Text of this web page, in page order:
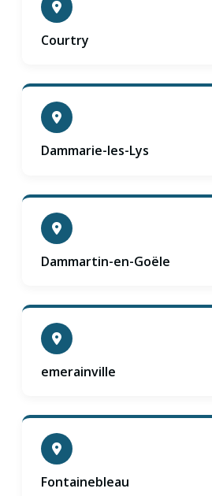
Courtry
Dammarie-les-Lys
Dammartin-en-Goële
emerainville
Fontainebleau